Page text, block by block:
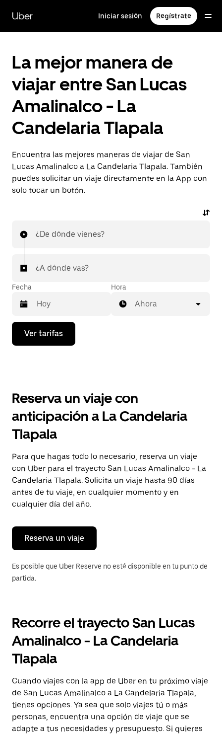
contenido
principal
Uber Iniciar sesión Regístrate
La mejor manera de
viajar entre San Lucas
Amalinalco - La
Candelaria Tlapala
Encuentra las mejores maneras de viajar de San
Lucas Amalinalco a La Candelaria Tlapala. También
puedes solicitar un viaje directamente en la App con
solo tocar un botón.
¿De dónde vienes?
¿A dónde vas?
Fecha
Presiona
flecha
el
y
selecciona
una
fecha.
Presiona
la
tecla Esc
para
cerrar
el
calendario.
Hora
Ahora
Ver tarifas
Reserva un viaje con
anticipación a La Candelaria
Tlapala
Para que hagas todo lo necesario, reserva un viaje
con Uber para el trayecto San Lucas Amalinalco - La
Candelaria Tlapala. Solicita un viaje hasta 90 días
antes de tu viaje, en cualquier momento y en
cualquier día del año.
Reserva un viaje
Es posible que Uber Reserve no esté disponible en tu punto de
partida.
Recorre el trayecto San Lucas
Amalinalco - La Candelaria
Tlapala
Cuando viajes con la app de Uber en tu próximo viaje
de San Lucas Amalinalco a La Candelaria Tlapala,
tienes opciones. Ya sea que solo viajes tú o más
personas, encuentra una opción de viaje que se
adapte a tus necesidades y presupuesto. Si quieres